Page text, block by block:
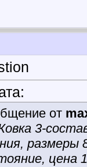
от
3-
размеры
цена